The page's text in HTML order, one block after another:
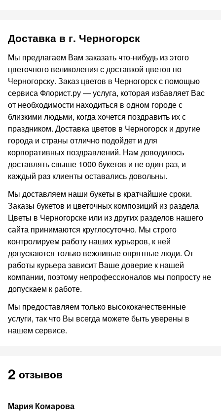
Доставка в г. Черногорск
Мы предлагаем Вам заказать что-нибудь из этого
цветочного великолепия с доставкой цветов по
Черногорску. Заказ цветов в Черногорск с помощью
сервиса Флорист.ру — услуга, которая избавляет Вас
от необходимости находиться в одном городе с
близкими людьми, когда хочется поздравить их с
праздником. Доставка цветов в Черногорск и другие
города и страны отлично подойдет и для
корпоративных поздравлений. Нам доводилось
доставлять свыше 1000 букетов и не один раз, и
каждый раз клиенты оставались довольны.
Мы доставляем наши букеты в кратчайшие сроки.
Заказы букетов и цветочных композиций из раздела
Цветы в Черногорске или из других разделов нашего
сайта принимаются круглосуточно. Мы строго
контролируем работу наших курьеров, к ней
допускаются только вежливые опрятные люди. От
работы курьера зависит Ваше доверие к нашей
компании, поэтому непрофессионалов мы попросту не
допускаем к работе.
Мы предоставляем только высококачественные
услуги, так что Вы всегда можете быть уверены в
нашем сервисе.
2 отзывов
Мария Комарова